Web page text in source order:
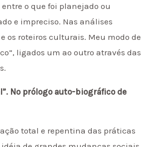
o que foi planejado ou
e impreciso. Nas análises
os roteiros culturais. Meu modo de
ligados um ao outro através das
No prólogo auto-biográfico de
total e repentina das práticas